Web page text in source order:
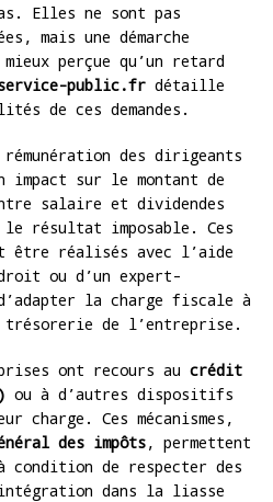
Elles ne sont pas
mais une démarche
perçue qu’un retard
public.fr détaille
de ces demandes.
des dirigeants
impact sur le montant de
salaire et dividendes
résultat imposable. Ces
être réalisés avec l’aide
ou d’un expert-
la charge fiscale à
de l’entreprise.
ont recours au crédit
ou à d’autres dispositifs
charge. Ces mécanismes,
des impôts, permettent
condition de respecter des
dans la liasse